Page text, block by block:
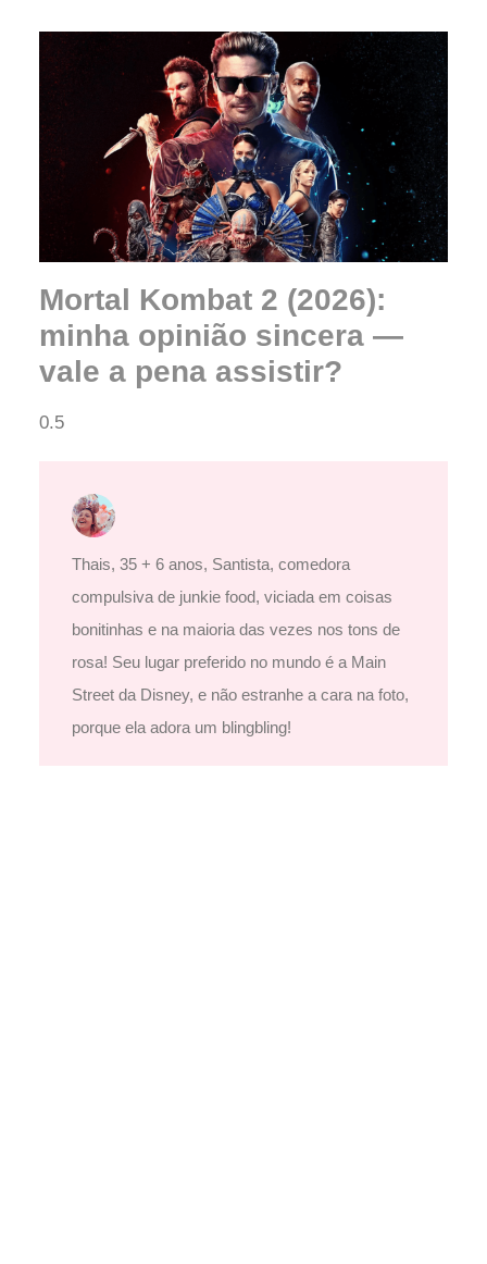
Mortal Kombat 2 (2026):
minha opinião sincera —
vale a pena assistir?
Thais, 35 + 6 anos, Santista, comedora
compulsiva de junkie food, viciada em coisas
bonitinhas e na maioria das vezes nos tons de
rosa! Seu lugar preferido no mundo é a Main
Street da Disney, e não estranhe a cara na foto,
porque ela adora um blingbling!